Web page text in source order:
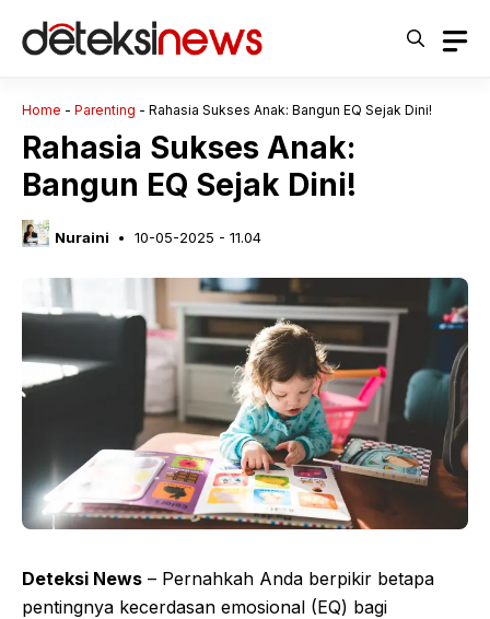
Home - Parenting - Rahasia Sukses Anak: Bangun EQ Sejak Dini!
Rahasia Sukses Anak:
Bangun EQ Sejak Dini!
Nuraini 10-05-2025 - 11.04
Deteksi News – Pernahkah Anda berpikir betapa
pentingnya kecerdasan emosional (EQ) bagi